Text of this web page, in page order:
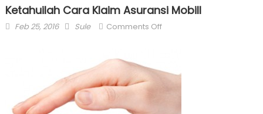
Ketahuilah Cara Klaim Asuransi Mobill
Posted
Feb 25, 2016 Author
Sule Comments Offon
Asuransi
Mobill